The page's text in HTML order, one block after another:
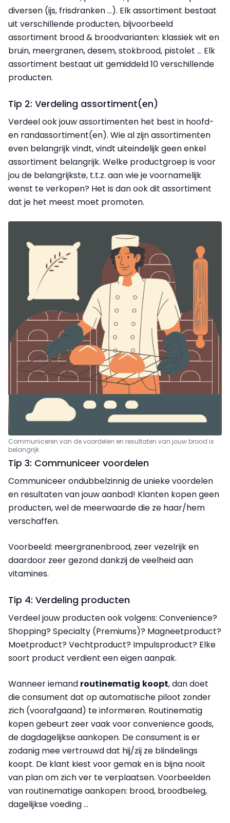
diversen (ijs, frisdranken …). Elk assortiment bestaat
uit verschillende producten, bijvoorbeeld
assortiment brood & broodvarianten: klassiek wit en
bruin, meergranen, desem, stokbrood, pistolet ... Elk
assortiment bestaat uit gemiddeld 10 verschillende
producten.
Tip 2: Verdeling assortiment(en)
Verdeel ook jouw assortimenten het best in hoofd-
en randassortiment(en). Wie al zijn assortimenten
even belangrijk vindt, vindt uiteindelijk geen enkel
assortiment belangrijk. Welke productgroep is voor
jou de belangrijkste, t.t.z. aan wie je voornamelijk
wenst te verkopen? Het is dan ook dit assortiment
dat je het meest moet promoten.
Communiceren van de voordelen en resultaten van jouw brood is
belangrijk
Tip 3: Communiceer voordelen
Communiceer ondubbelzinnig de unieke voordelen
en resultaten van jouw aanbod! Klanten kopen geen
producten, wel de meerwaarde die ze haar/hem
verschaffen.
Voorbeeld: meergranenbrood, zeer vezelrijk en
daardoor zeer gezond dankzij de veelheid aan
vitamines.
Tip 4: Verdeling producten
Verdeel jouw producten ook volgens: Convenience?
Shopping? Specialty (Premiums)? Magneetproduct?
Moetproduct? Vechtproduct? Impulsproduct? Elke
soort product verdient een eigen aanpak.
Wanneer iemand routinematig koopt, dan doet
die consument dat op automatische piloot zonder
zich (voorafgaand) te informeren. Routinematig
kopen gebeurt zeer vaak voor convenience goods,
de dagdagelijkse aankopen. De consument is er
zodanig mee vertrouwd dat hij/zij ze blindelings
koopt. De klant kiest voor gemak en is bijna nooit
van plan om zich ver te verplaatsen. Voorbeelden
van routinematige aankopen: brood, broodbeleg,
dagelijkse voeding …